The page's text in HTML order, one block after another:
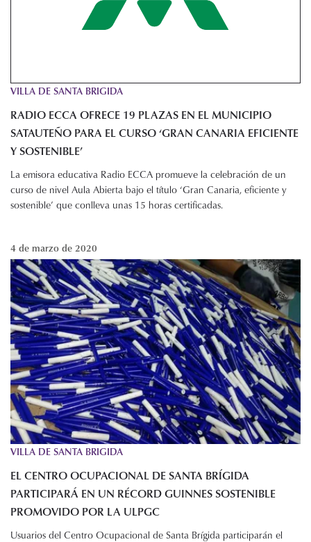
VILLA DE SANTA BRIGIDA
RADIO ECCA OFRECE 19 PLAZAS EN EL MUNICIPIO
SATAUTEÑO PARA EL CURSO ‘GRAN CANARIA EFICIENTE
Y SOSTENIBLE’
La emisora educativa Radio ECCA promueve la celebración de un
curso de nivel Aula Abierta bajo el título ‘Gran Canaria, eficiente y
sostenible’ que conlleva unas 15 horas certificadas.
4 de marzo de 2020
VILLA DE SANTA BRIGIDA
EL CENTRO OCUPACIONAL DE SANTA BRÍGIDA
PARTICIPARÁ EN UN RÉCORD GUINNES SOSTENIBLE
PROMOVIDO POR LA ULPGC
Usuarios del Centro Ocupacional de Santa Brígida participarán el